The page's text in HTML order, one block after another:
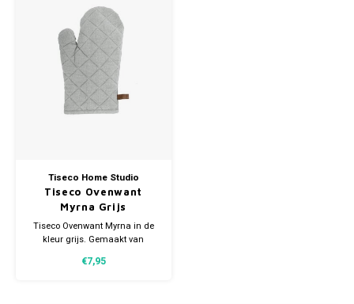
Tiseco Home Studio
Tiseco Ovenwant
Myrna Grijs
Tiseco Ovenwant Myrna in de
kleur grijs. Gemaakt van
handig lusje. Afmeting
€7,95